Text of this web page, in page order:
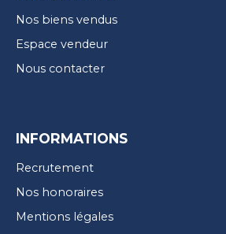
Nos biens vendus
Espace vendeur
Nous contacter
INFORMATIONS
Recrutement
Nos honoraires
Mentions légales